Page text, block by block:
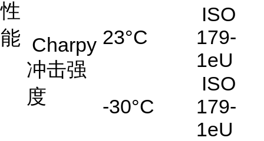
性
能 Charpy
冲击强
度
23°C
ISO
179-
1eU
-30°C
ISO
179-
1eU